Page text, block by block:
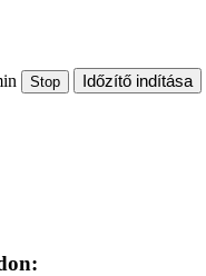
Stop
Időzítő indítása